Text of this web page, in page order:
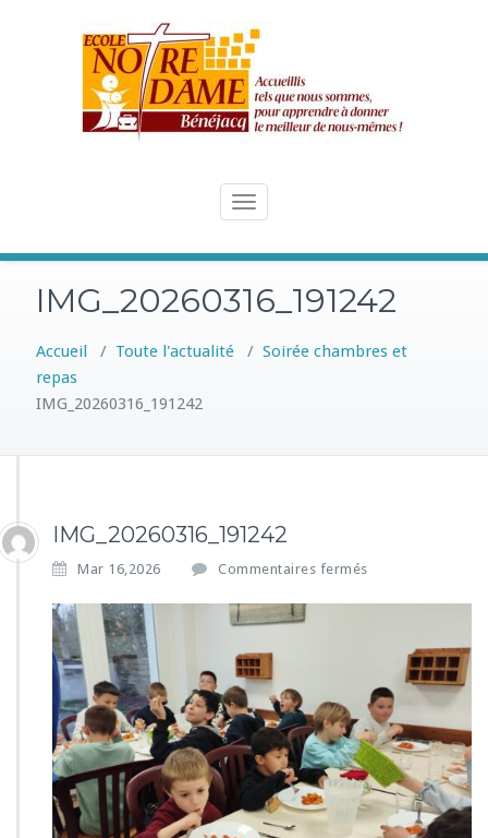
Toggle
IMG_20260316_191242
Accueil / Toute l'actualité / Soirée chambres et
repas
IMG_20260316_191242
IMG_20260316_191242
Mar 16,2026 Commentaires fermés
_
2
0
2
6
0
3